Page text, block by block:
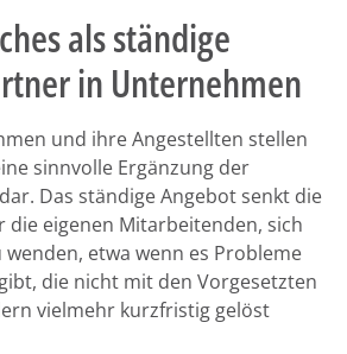
als ständige
in Unternehmen
und ihre Angestellten stellen
sinnvolle Ergänzung der
Das ständige Angebot senkt die
die eigenen Mitarbeitenden, sich
wenden, etwa wenn es Probleme
die nicht mit den Vorgesetzten
vielmehr kurzfristig gelöst